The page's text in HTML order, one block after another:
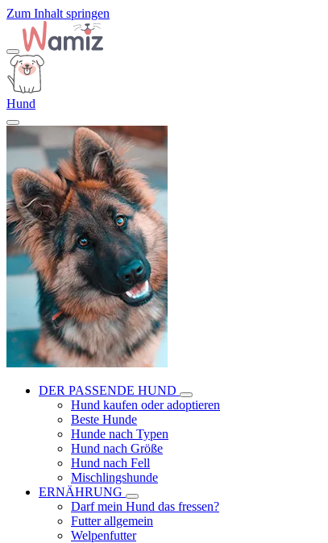
Zum Inhalt springen
Hund
DER PASSENDE HUND
Hund kaufen oder adoptieren
Beste Hunde
Hunde nach Typen
Hund nach Größe
Hund nach Fell
Mischlingshunde
ERNÄHRUNG
Darf mein Hund das fressen?
Futter allgemein
Welpenfutter